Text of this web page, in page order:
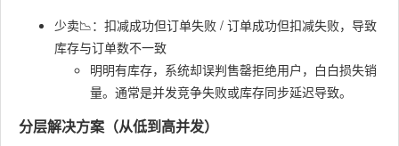
少卖📉：扣减成功但订单失败 / 订单成功但扣减失败，导致
库存与订单数不一致
明明有库存，系统却误判售罄拒绝用户，白白损失销
量。通常是并发竞争失败或库存同步延迟导致。
分层解决方案（从低到高并发）